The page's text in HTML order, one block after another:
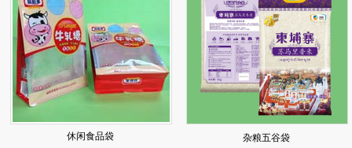
休闲食品袋 杂粮五谷袋